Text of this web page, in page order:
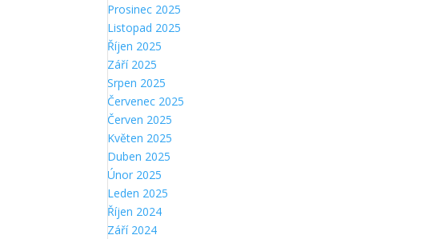
Prosinec 2025
Listopad 2025
Říjen 2025
Září 2025
Srpen 2025
Červenec 2025
Červen 2025
Květen 2025
Duben 2025
Únor 2025
Leden 2025
Říjen 2024
Září 2024